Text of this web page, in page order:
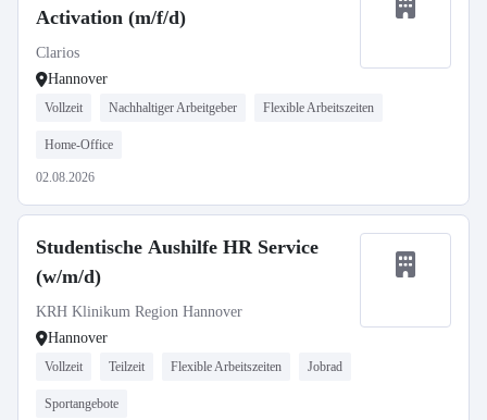
Activation (m/f/d)
Clarios
Hannover
Vollzeit Nachhaltiger Arbeitgeber Flexible Arbeitszeiten
Home-Office
02.08.2026
Studentische Aushilfe HR Service
(w/m/d)
KRH Klinikum Region Hannover
Hannover
Vollzeit Teilzeit Flexible Arbeitszeiten Jobrad
Sportangebote